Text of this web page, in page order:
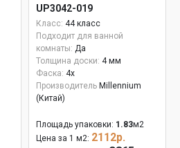
UP3042-019
Класс: 44 класс
Подходит для ванной
комнаты: Да
Толщина доски: 4 мм
Фаска: 4x
Производитель Millennium
(Китай)
Площадь упаковки: 1.83м2
Цена за 1 м2: 2112р.